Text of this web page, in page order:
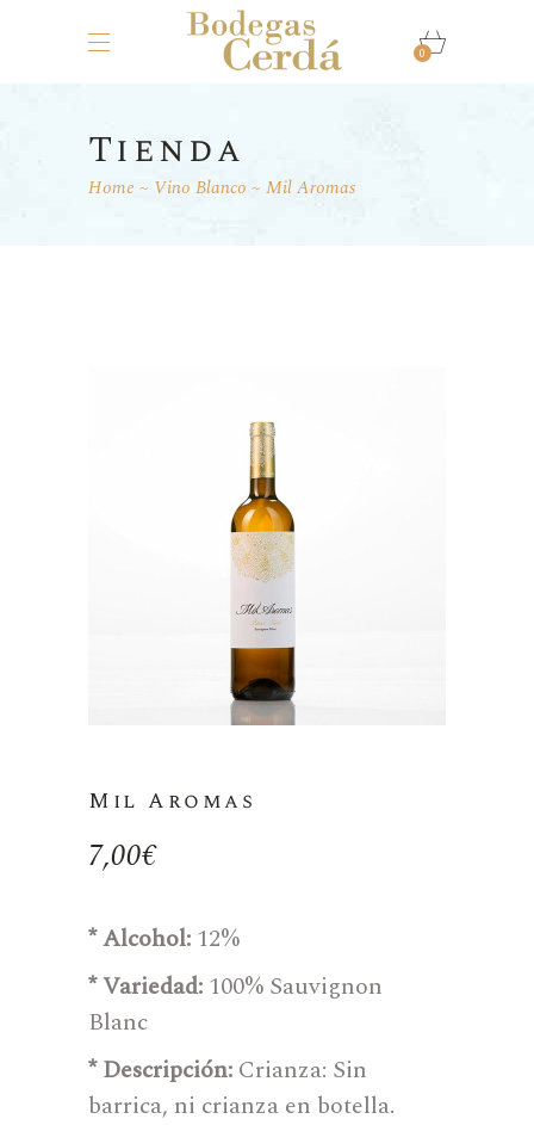
0
Tienda
Home Vino Blanco Mil Aromas
Mil Aromas
7,00€
* Alcohol: 12%
* Variedad: 100% Sauvignon
Blanc
* Descripción: Crianza: Sin
barrica, ni crianza en botella.